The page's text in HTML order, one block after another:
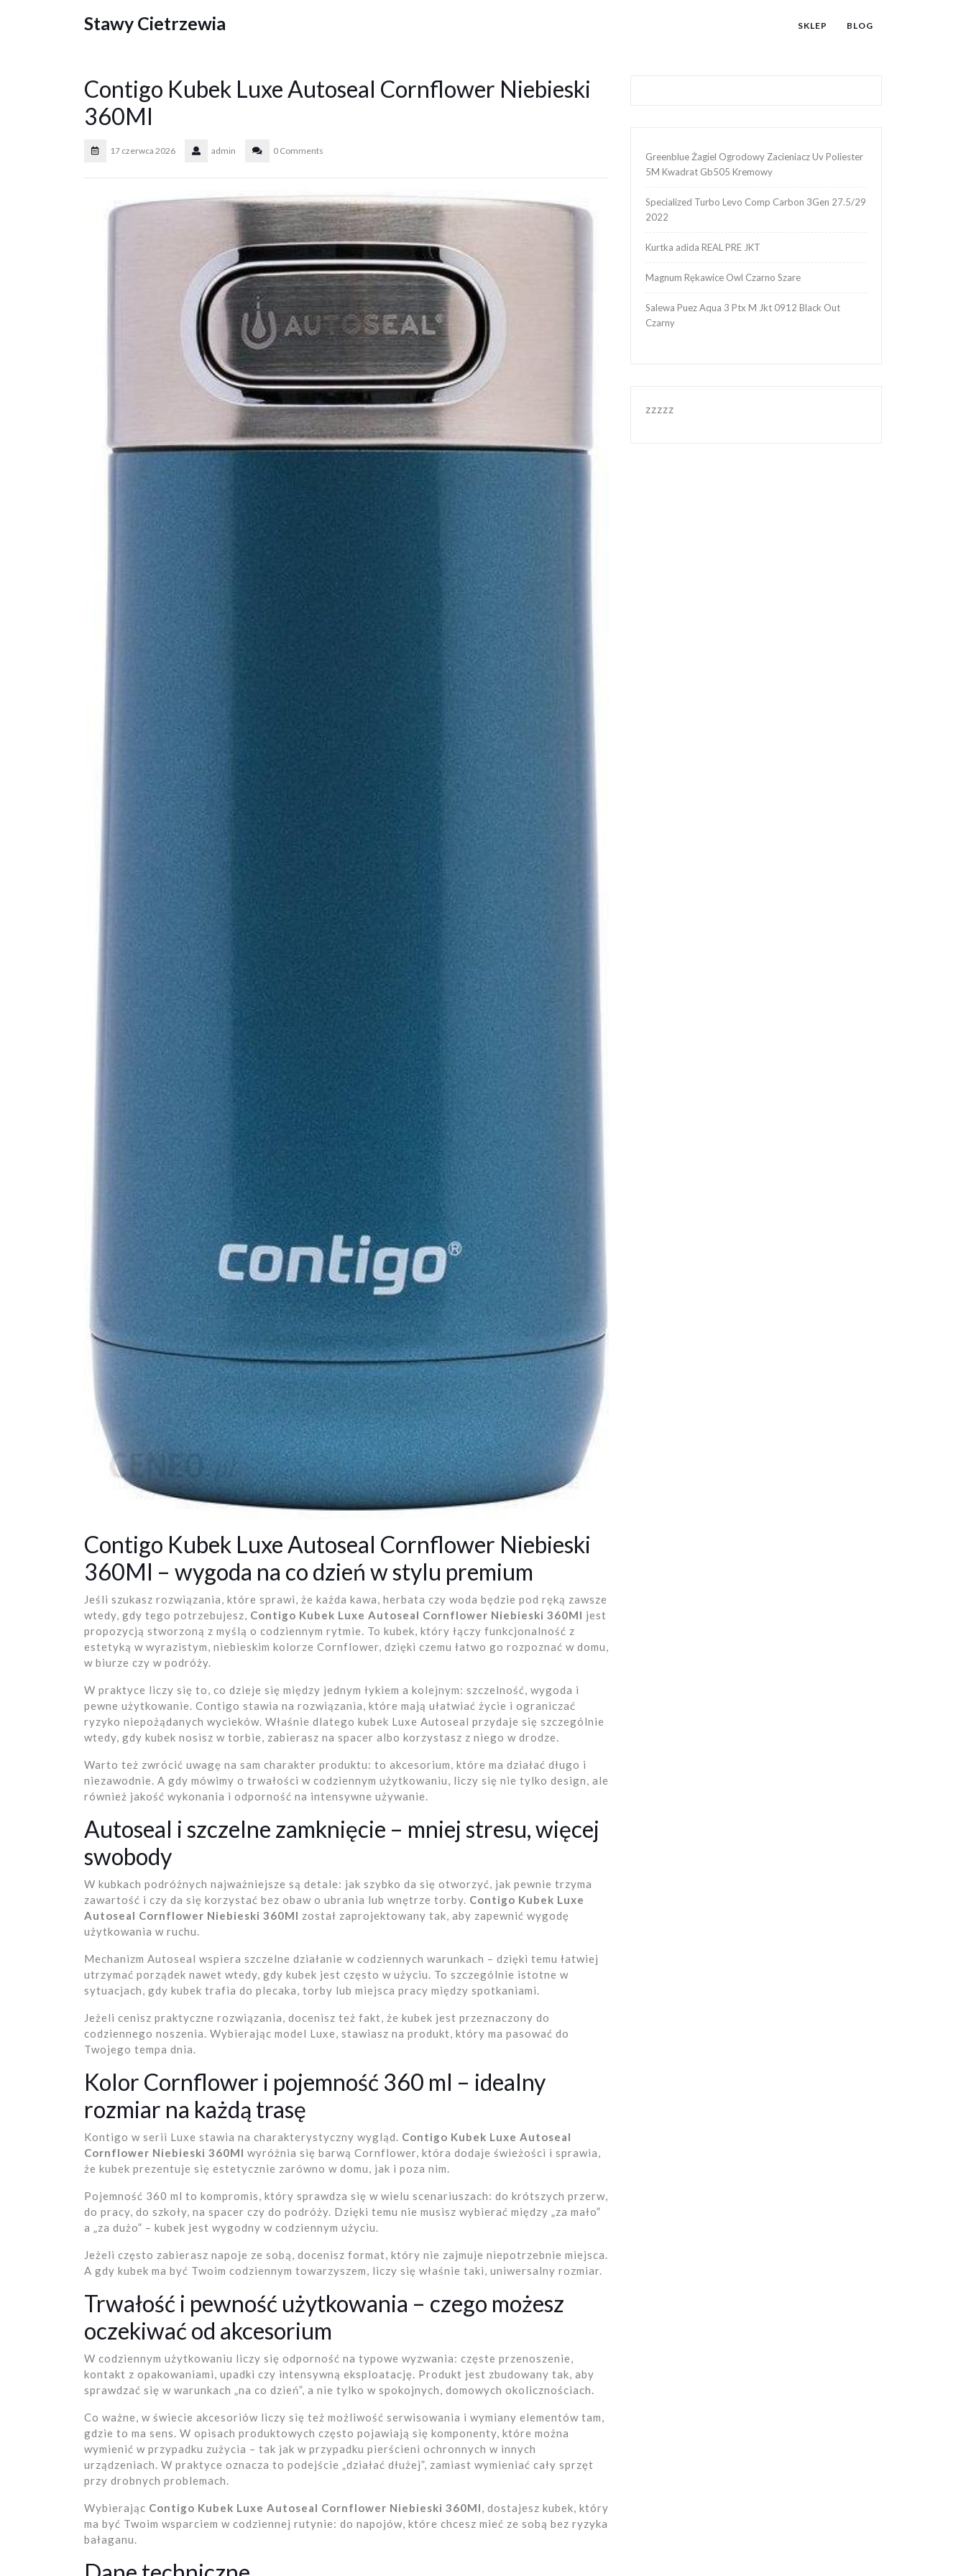
Stawy Cietrzewia SKLEP BLOG
Contigo Kubek Luxe Autoseal Cornflower Niebieski
360Ml
17 czerwca 2026 admin 0 Comments
Contigo Kubek Luxe Autoseal Cornflower Niebieski
360Ml – wygoda na co dzień w stylu premium
Jeśli szukasz rozwiązania, które sprawi, że każda kawa, herbata czy woda będzie pod ręką zawsze
wtedy, gdy tego potrzebujesz, Contigo Kubek Luxe Autoseal Cornflower Niebieski 360Ml jest
propozycją stworzoną z myślą o codziennym rytmie. To kubek, który łączy funkcjonalność z
estetyką w wyrazistym, niebieskim kolorze Cornflower, dzięki czemu łatwo go rozpoznać w domu,
w biurze czy w podróży.
W praktyce liczy się to, co dzieje się między jednym łykiem a kolejnym: szczelność, wygoda i
pewne użytkowanie. Contigo stawia na rozwiązania, które mają ułatwiać życie i ograniczać
ryzyko niepożądanych wycieków. Właśnie dlatego kubek Luxe Autoseal przydaje się szczególnie
wtedy, gdy kubek nosisz w torbie, zabierasz na spacer albo korzystasz z niego w drodze.
Warto też zwrócić uwagę na sam charakter produktu: to akcesorium, które ma działać długo i
niezawodnie. A gdy mówimy o trwałości w codziennym użytkowaniu, liczy się nie tylko design, ale
również jakość wykonania i odporność na intensywne używanie.
Autoseal i szczelne zamknięcie – mniej stresu, więcej
swobody
W kubkach podróżnych najważniejsze są detale: jak szybko da się otworzyć, jak pewnie trzyma
zawartość i czy da się korzystać bez obaw o ubrania lub wnętrze torby. Contigo Kubek Luxe
Autoseal Cornflower Niebieski 360Ml został zaprojektowany tak, aby zapewnić wygodę
użytkowania w ruchu.
Mechanizm Autoseal wspiera szczelne działanie w codziennych warunkach – dzięki temu łatwiej
utrzymać porządek nawet wtedy, gdy kubek jest często w użyciu. To szczególnie istotne w
sytuacjach, gdy kubek trafia do plecaka, torby lub miejsca pracy między spotkaniami.
Jeżeli cenisz praktyczne rozwiązania, docenisz też fakt, że kubek jest przeznaczony do
codziennego noszenia. Wybierając model Luxe, stawiasz na produkt, który ma pasować do
Twojego tempa dnia.
Kolor Cornflower i pojemność 360 ml – idealny
rozmiar na każdą trasę
Kontigo w serii Luxe stawia na charakterystyczny wygląd. Contigo Kubek Luxe Autoseal
Cornflower Niebieski 360Ml wyróżnia się barwą Cornflower, która dodaje świeżości i sprawia,
że kubek prezentuje się estetycznie zarówno w domu, jak i poza nim.
Pojemność 360 ml to kompromis, który sprawdza się w wielu scenariuszach: do krótszych przerw,
do pracy, do szkoły, na spacer czy do podróży. Dzięki temu nie musisz wybierać między „za mało”
a „za dużo” – kubek jest wygodny w codziennym użyciu.
Jeżeli często zabierasz napoje ze sobą, docenisz format, który nie zajmuje niepotrzebnie miejsca.
A gdy kubek ma być Twoim codziennym towarzyszem, liczy się właśnie taki, uniwersalny rozmiar.
Trwałość i pewność użytkowania – czego możesz
oczekiwać od akcesorium
W codziennym użytkowaniu liczy się odporność na typowe wyzwania: częste przenoszenie,
kontakt z opakowaniami, upadki czy intensywną eksploatację. Produkt jest zbudowany tak, aby
sprawdzać się w warunkach „na co dzień”, a nie tylko w spokojnych, domowych okolicznościach.
Co ważne, w świecie akcesoriów liczy się też możliwość serwisowania i wymiany elementów tam,
gdzie to ma sens. W opisach produktowych często pojawiają się komponenty, które można
wymienić w przypadku zużycia – tak jak w przypadku pierścieni ochronnych w innych
urządzeniach. W praktyce oznacza to podejście „działać dłużej”, zamiast wymieniać cały sprzęt
przy drobnych problemach.
Wybierając Contigo Kubek Luxe Autoseal Cornflower Niebieski 360Ml , dostajesz kubek, który
ma być Twoim wsparciem w codziennej rutynie: do napojów, które chcesz mieć ze sobą bez ryzyka
bałaganu.
Greenblue Żagiel Ogrodowy Zacieniacz Uv Poliester
5M Kwadrat Gb505 Kremowy
Specialized Turbo Levo Comp Carbon 3Gen 27.5/29
2022
Kurtka adida REAL PRE JKT
Magnum Rękawice Owl Czarno Szare
Salewa Puez Aqua 3 Ptx M Jkt 0912 Black Out
Czarny
zzzzz